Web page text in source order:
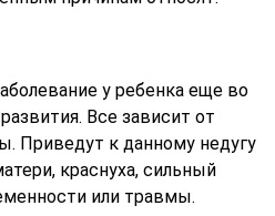
у ребенка еще во
Все зависит от
Приведут к данному недугу
краснуха, сильный
или травмы.